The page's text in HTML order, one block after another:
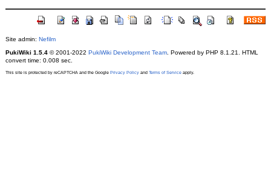
Site admin: Nefilm
PukiWiki 1.5.4© 2001-2022 PukiWiki Development Team. Powered by PHP 8.1.21. HTML
convert time: 0.008 sec.
This site is protected by reCAPTCHA and the Google Privacy Policyand Terms of Serviceapply.